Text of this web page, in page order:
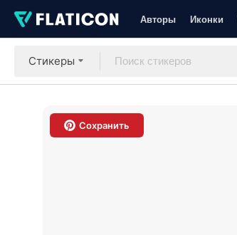
Авторы Иконки
Стикеры
Сохранить